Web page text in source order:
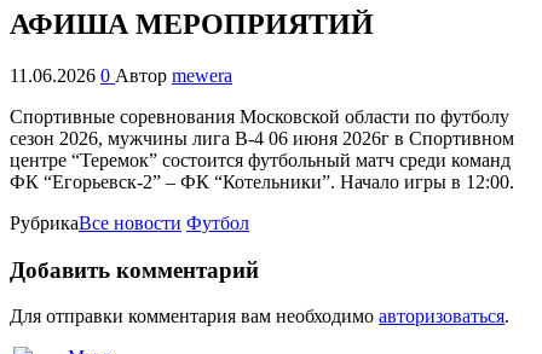
АФИША МЕРОПРИЯТИЙ
11.06.2026 0 Автор mewera
Спортивные соревнования Московской области по футболу
сезон 2026, мужчины лига В-4 06 июня 2026г в Спортивном
центре “Теремок” состоится футбольный матч среди команд
ФК “Егорьевск-2” – ФК “Котельники”. Начало игры в 12:00.
РубрикаВсе новости Футбол
Добавить комментарий
Для отправки комментария вам необходимо авторизоваться.